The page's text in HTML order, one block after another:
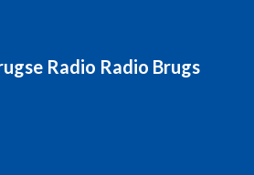
Radio Radio Brugs